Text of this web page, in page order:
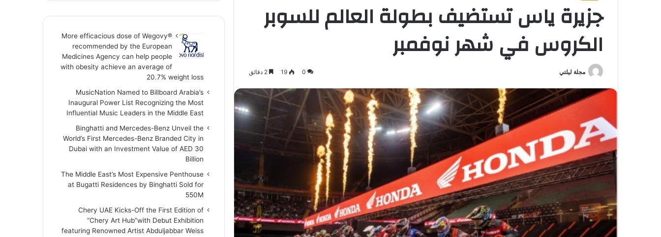
جزيرة ياس تستضيف بطولة العالم للسوبر
الكروس في شهر نوفمبر
مجلة ليلتي 0
19
More efficacious dose of Wegovy®️
recommended by the European
Medicines Agency can help people
with obesity achieve an average of
20.7% weight loss
MusicNation Named to Billboard Arabia’s
Inaugural Power List Recognizing the Most
Influential Music Leaders in the Middle East
Binghatti and Mercedes-Benz Unveil the
World’s First Mercedes-Benz Branded City in
Dubai with an Investment Value of AED 30
Billion
The Middle East’s Most Expensive Penthouse
at Bugatti Residences by Binghatti Sold for
550M
Chery UAE Kicks-Off the First Edition of
“Chery Art Hub”with Debut Exhibition
featuring Renowned Artist Abduljabbar Weiss